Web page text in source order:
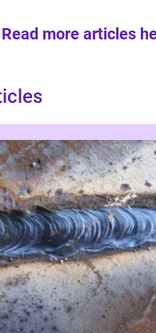
Read more articles